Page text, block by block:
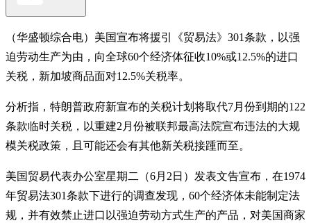
（华盛顿综合电）美国宣布将援引《贸易法》301条款，以强
迫劳动生产为由，向全球60个经济体征收10%或12.5%的进口
关税，新加坡商品面对12.5%关税率。
分析指，特朗普政府新宣布的关税计划将取代7月份到期的122
条款临时关税，以重建2月份被联邦最高法院宣布违法的大规
模关税政策，且可能还会有其他新关税接踵而至。
美国贸易代表办公室星期二（6月2日）发表文告宣布，在1974
年贸易法301条款下进行的调查发现，60个经济体未能制定法
规，并有效禁止进口以强迫劳动方式生产的产品，对美国商家